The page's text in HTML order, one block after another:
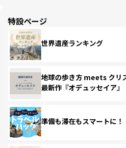
特設ページ
世界遺産ランキング
地球の歩き方 meets クリ
最新作『オデュッセイア』
準備も滞在もスマートに